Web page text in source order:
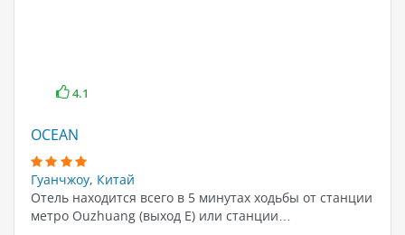
4.1
OCEAN
Гуанчжоу, Китай
Отель находится всего в 5 минутах ходьбы от станции
метро Ouzhuang (выход E) или станции…